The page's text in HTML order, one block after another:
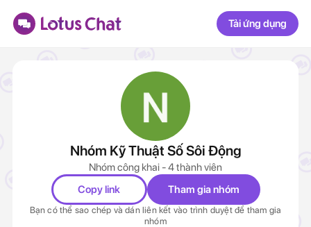
Tải ứng dụng
Nhóm Kỹ Thuật Số Sôi Động
Nhóm công khai - 4 thành viên
Copy link
Tham gia nhóm
Bạn có thể sao chép và dán liên kết vào trình duyệt để tham gia
nhóm